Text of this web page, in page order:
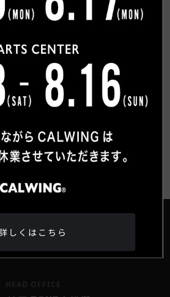
ご用命いただきありがとうござ
致します。
しくはこちら